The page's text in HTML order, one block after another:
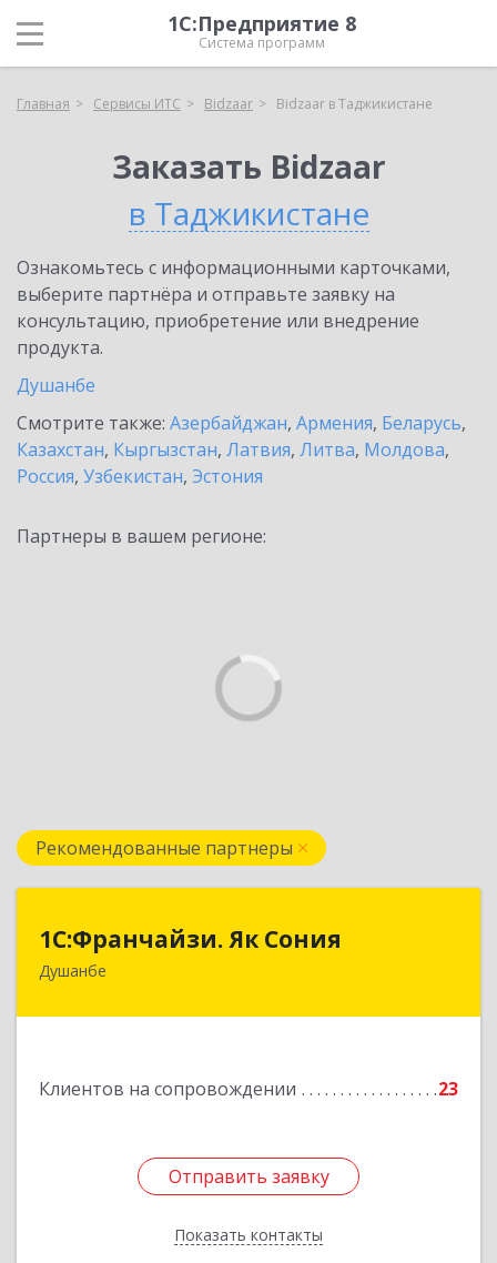
1С:Предприятие 8
Система программ
Главная Сервисы ИТС Bidzaar Bidzaar в Таджикистане
Заказать Bidzaar
в Таджикистане
Ознакомьтесь с информационными карточками,
выберите партнёра и отправьте заявку на
консультацию, приобретение или внедрение
продукта.
Душанбе
Смотрите также: Азербайджан, Армения, Беларусь,
Казахстан, Кыргызстан, Латвия, Литва, Молдова,
Россия, Узбекистан, Эстония
Партнеры в вашем регионе:
Рекомендованные партнеры
1С:Франчайзи. Як Сония
Душанбе
Клиентов на сопровождении 23
Отправить заявку
Показать контакты
1С:Франчайзи. Як Сония
Республика Таджикистан, 734013, г. Душанбе,
Отправить заявку
Назад